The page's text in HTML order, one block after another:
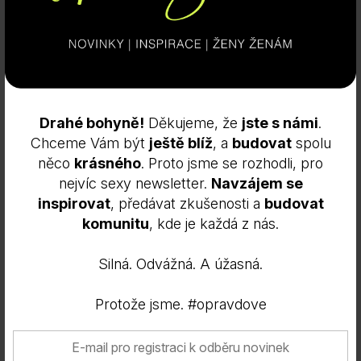
Drahé bohyně! Děkujeme, že jste s námi.
Chceme Vám být ještě blíž, a budovatspolu
něco krásného. Proto jsme se rozhodli, pro
nejvíc sexy newsletter. Navzájem se
inspirovat, předávat zkušenosti a budovat
komunitu, kde je každá z nás.
Silná. Odvážná. A úžasná.
Protože jsme. #opravdove
Složení: Aqua**, Glycerin****, Propanediol****,
Cocamido Propyl Betaine****, Eremanthus
Seed Oil**, Pelargonium Graveolens Flower Oil**,
Caprylhydroxamic Acid****, Citrus Aurantium Dulcis
Europaea Fruit Oil**, Punica Granatum Fruit Extract